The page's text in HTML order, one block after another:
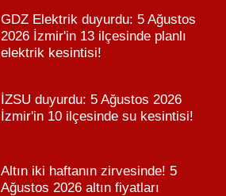
GDZ Elektrik duyurdu: 5 Ağustos
2026 İzmir'in 13 ilçesinde planlı
elektrik kesintisi!
İZSU duyurdu: 5 Ağustos 2026
İzmir'in 10 ilçesinde su kesintisi!
Altın iki haftanın zirvesinde! 5
Ağustos 2026 altın fiyatları